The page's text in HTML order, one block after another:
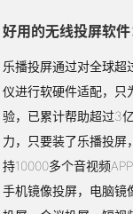
好用的无线投屏软
乐播投屏通过对全球超
仪进行软硬件适配，只
验，已累计帮助超过3
力，只要装了乐播投屏
持10000多个音视频
手机镜像投屏，电脑镜